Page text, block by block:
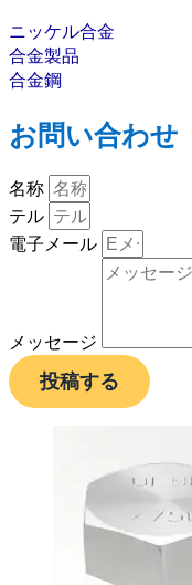
ニッケル合金
合金製品
合金鋼
お問い合わせ
名称
テル
電子メール
メッセージ
投稿する